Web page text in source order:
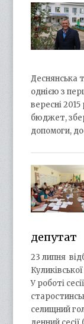
Деснянська
однією з
вересні
бюджет,
допомоги,
депутат
23 липня
У роботі
селищний